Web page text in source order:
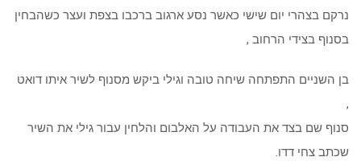
נרקם בצהרי יום שישי כאשר נסע ארגוב ברכבו בצפת ועצר כשהבחין
בסנוף בצידי הרחוב ,
בן השניים התפתחה שיחה טובה וגילי ביקש מסנוף לשיר איתו דואט
,
סנוף שם בצד את העבודה על האלבום והלחין עבור גילי את השיר
שכתב צחי דדו.